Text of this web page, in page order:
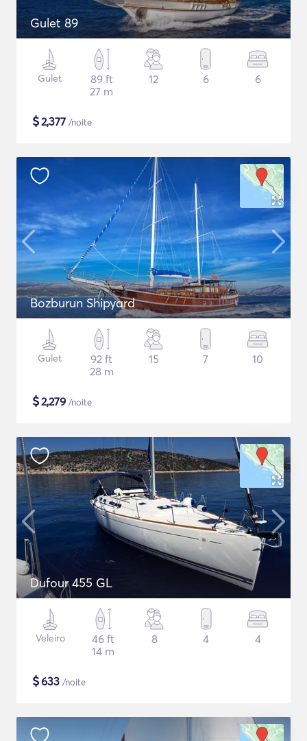
Gulet 89
Gulet
89 ft
27 m
12 6 6
$2,377 /noite
Bozburun Shipyard
Gulet
92 ft
28 m
15 7 10
$2,279 /noite
Dufour 455 GL
Veleiro
46 ft
14 m
8 4 4
$633 /noite